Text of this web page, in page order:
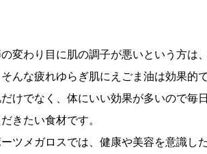
変わり目に肌の調子が悪いという方は
んな疲れゆらぎ肌にえごま油は効果的
けでなく、体にいい効果が多いので毎
きたい食材です。
ーツメガロスでは、健康や美容を意識し